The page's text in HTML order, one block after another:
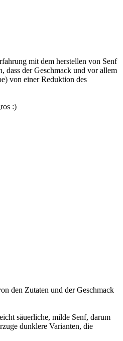
mit dem herstellen von Senf
dass der Geschmack und vor allem
von einer Reduktion des
:)
den Zutaten und der Geschmack
säuerliche, milde Senf, darum
dunklere Varianten, die